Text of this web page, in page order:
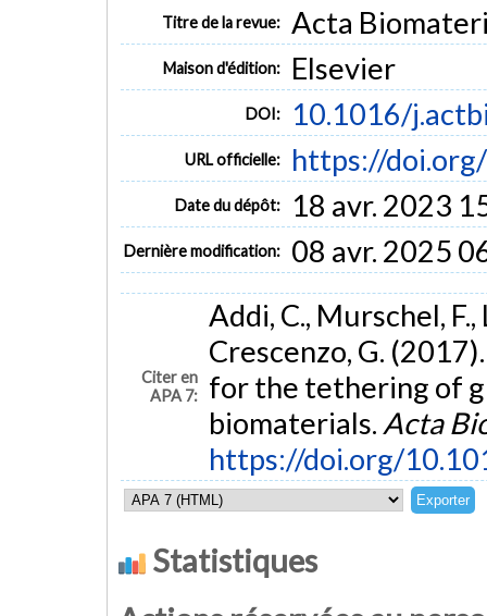
Titre de la revue: Acta
Maison d'édition: Elsevier
DOI: 10.1016/
URL officielle: https://
Date du dépôt: 18 avr. 2023
Dernière modification: 08 avr. 2025
Citer en
APA 7:
Addi, C., Murschel,
Crescenzo, G.
for the tethering of
biomaterials. Acta
https://doi.org/
Statistiques